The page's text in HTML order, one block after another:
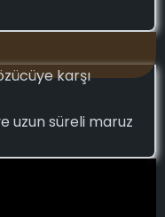
karşı
uzun süreli maruz